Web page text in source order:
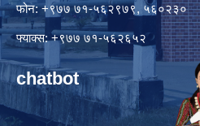
फोन: +९७७ ७१-५६२९७९, ५६०२३०
फ्याक्स: +९७७ ७१-५६२६५२
chatbot